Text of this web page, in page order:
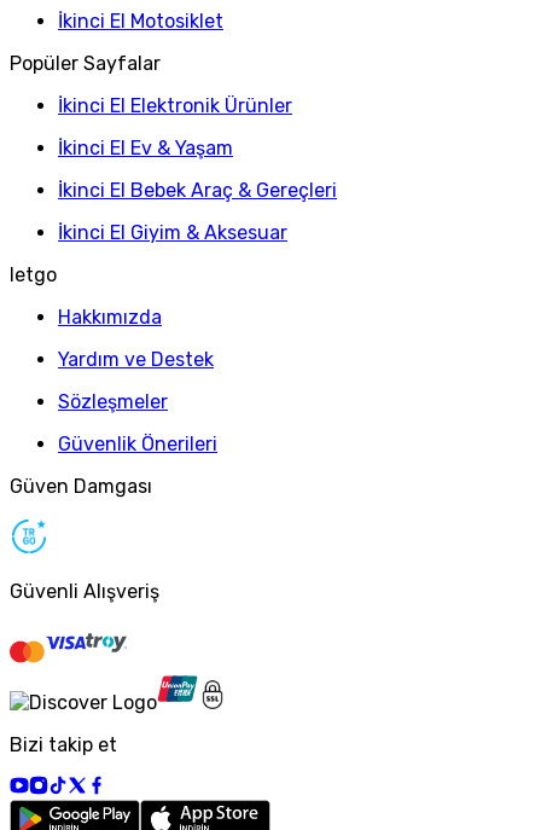
İkinci El Motosiklet
Popüler Sayfalar
İkinci El Elektronik Ürünler
İkinci El Ev & Yaşam
İkinci El Bebek Araç & Gereçleri
İkinci El Giyim & Aksesuar
letgo
Hakkımızda
Yardım ve Destek
Sözleşmeler
Güvenlik Önerileri
Güven Damgası
Güvenli Alışveriş
Bizi takip et